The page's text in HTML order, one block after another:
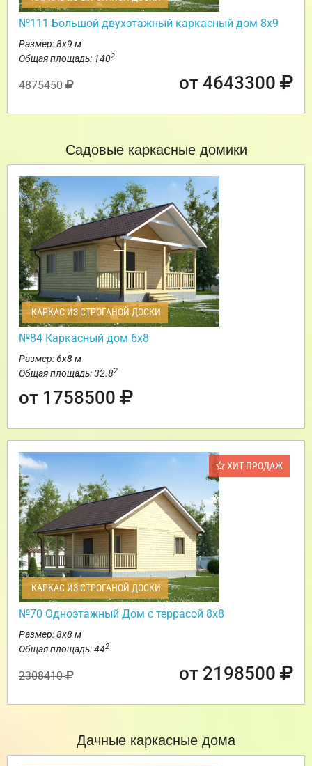
№111 Большой двухэтажный каркасный дом 8х9
Размер: 8х9 м
Общая площадь: 1402
4875450 от 4643300
Садовые каркасные домики
КАРКАС ИЗ СТРОГАНОЙ ДОСКИ
№84 Каркасный дом 6х8
Размер: 6х8 м
Общая площадь: 32.82
от 1758500
ХИТ ПРОДАЖ
КАРКАС ИЗ СТРОГАНОЙ ДОСКИ
№70 Одноэтажный Дом с террасой 8х8
Размер: 8х8 м
Общая площадь: 442
2308410 от 2198500
Дачные каркасные дома